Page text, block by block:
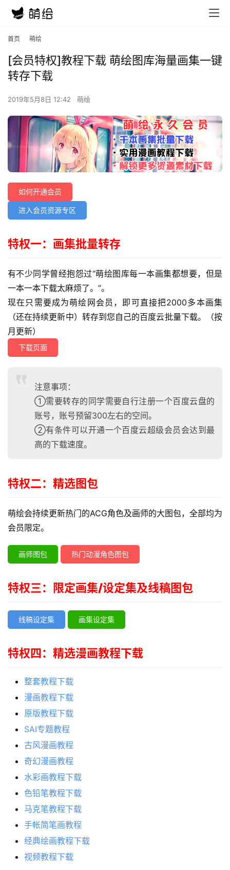
首页 萌绘
[会员特权]教程下载 萌绘图库海量画集一键
转存下载
2019年5月8日 12:42 萌绘
如何开通会员
进入会员资源专区
特权一：画集批量转存
有不少同学曾经抱怨过“萌绘图库每一本画集都想要，但是
一本一本下载太麻烦了。”。
现在只需要成为萌绘网会员，即可直接把2000多本画集
（还在持续更新中）转存到您自己的百度云批量下载。（按
月更新）
下载页面
注意事项：
①需要转存的同学需要自行注册一个百度云盘的
账号，账号预留300左右的空间。
②有条件可以开通一个百度云超级会员会达到最
高的下载速度。
特权二：精选图包
萌绘会持续更新热门的ACG角色及画师的大图包，全部均为
会员限定。
画师图包 热门动漫角色图包
特权三：限定画集/设定集及线稿图包
线稿设定集 画集设定集
特权四：精选漫画教程下载
整套教程下载
漫画教程下载
原版教程下载
SAI专题教程
古风漫画教程
奇幻漫画教程
水彩画教程下载
色铅笔教程下载
马克笔教程下载
手帐简笔画教程
经典绘画教程下载
视频教程下载